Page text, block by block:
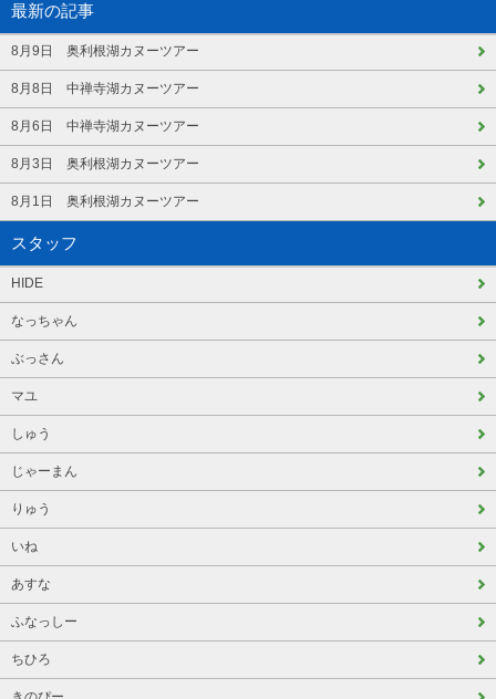
最新の記事
8月9日 奥利根湖カヌーツアー
8月8日 中禅寺湖カヌーツアー
8月6日 中禅寺湖カヌーツアー
8月3日 奥利根湖カヌーツアー
8月1日 奥利根湖カヌーツアー
スタッフ
HIDE
なっちゃん
ぶっさん
マユ
しゅう
じゃーまん
りゅう
いね
あすな
ふなっしー
ちひろ